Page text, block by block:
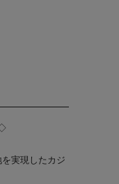
実現したカジ